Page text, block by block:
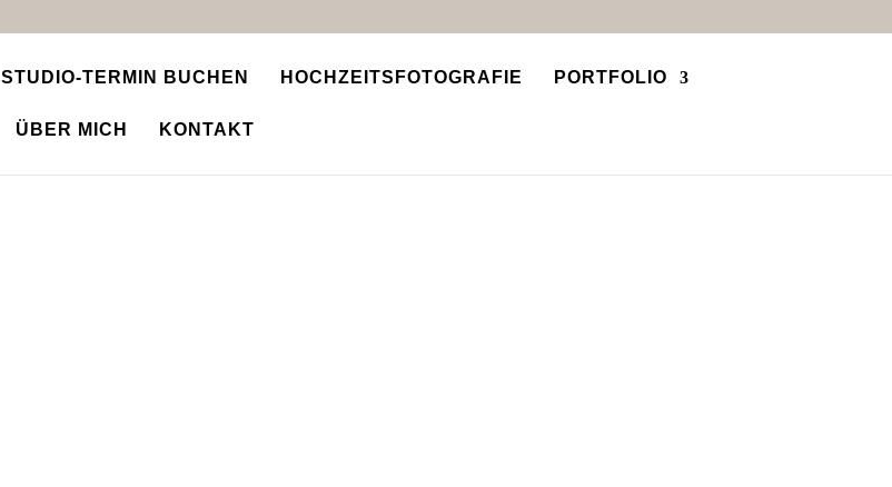
STUDIO-TERMIN BUCHEN HOCHZEITSFOTOGRAFIE PORTFOLIO
ÜBER MICH KONTAKT